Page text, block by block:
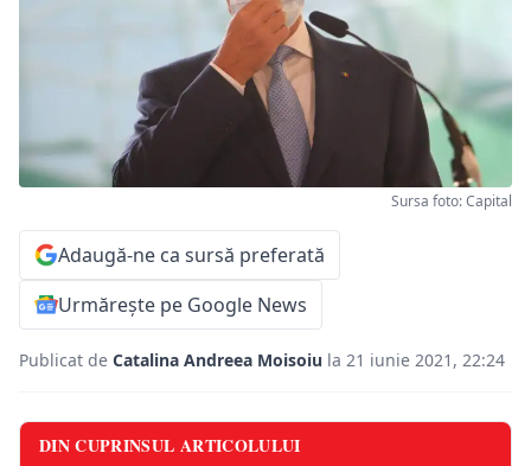
Sursa foto: Capital
Adaugă-ne ca sursă preferată
Urmărește pe Google News
Publicat de Catalina Andreea Moisoiu la 21 iunie 2021, 22:24
DIN CUPRINSUL ARTICOLULUI